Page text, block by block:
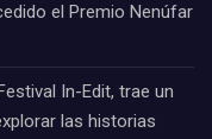
el Premio Nenúfar
In-Edit, trae un
las historias